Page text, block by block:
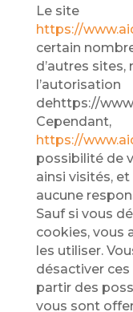
Le site
https://
certain
d’autres sites,
l’autorisation
dehttps://
Cependant,
https://
possibilité de
ainsi visités, et
aucune
Sauf si vous
cookies, vous
les utiliser.
désactiver
partir des
vous sont